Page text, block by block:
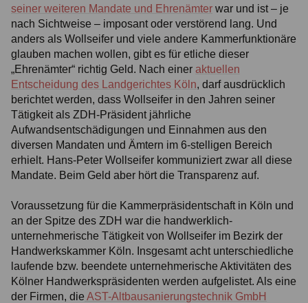
seiner weiteren Mandate und Ehrenämter war und ist – je
nach Sichtweise – imposant oder verstörend lang. Und
anders als Wollseifer und viele andere Kammerfunktionäre
glauben machen wollen, gibt es für etliche dieser
„Ehrenämter“ richtig Geld. Nach einer aktuellen
Entscheidung des Landgerichtes Köln, darf ausdrücklich
berichtet werden, dass Wollseifer in den Jahren seiner
Tätigkeit als ZDH-Präsident jährliche
Aufwandsentschädigungen und Einnahmen aus den
diversen Mandaten und Ämtern im 6-stelligen Bereich
erhielt. Hans-Peter Wollseifer kommuniziert zwar all diese
Mandate. Beim Geld aber hört die Transparenz auf.
Voraussetzung für die Kammerpräsidentschaft in Köln und
an der Spitze des ZDH war die handwerklich-
unternehmerische Tätigkeit von Wollseifer im Bezirk der
Handwerkskammer Köln. Insgesamt acht unterschiedliche
laufende bzw. beendete unternehmerische Aktivitäten des
Kölner Handwerkspräsidenten werden aufgelistet. Als eine
der Firmen, die AST-Altbausanierungstechnik GmbH